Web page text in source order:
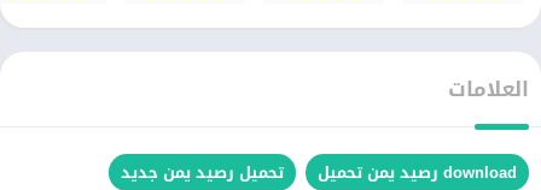
العلامات
download رصيد يمن تحميل
تحميل رصيد يمن جديد